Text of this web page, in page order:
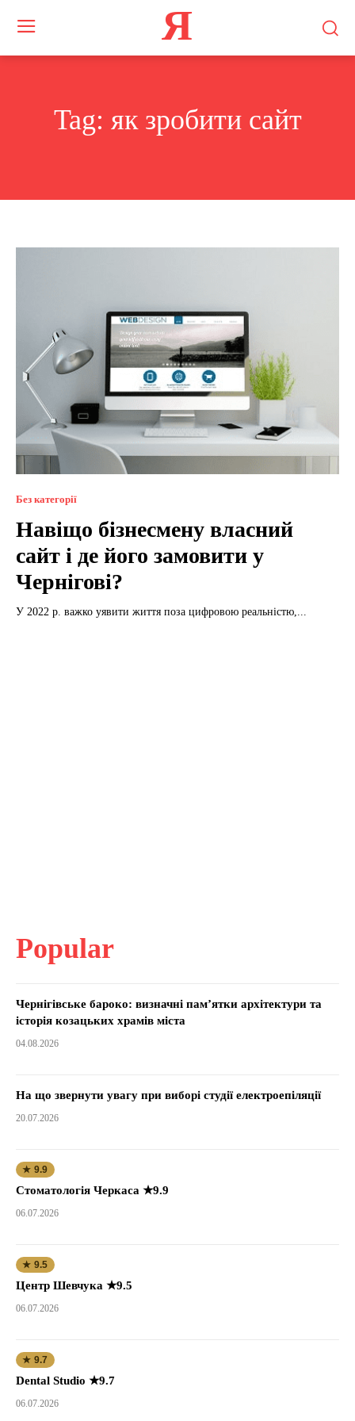
Я
Tag: як зробити сайт
Без категорії
Навіщо бізнесмену власний
сайт і де його замовити у
Чернігові?
У 2022 р. важко уявити життя поза цифровою реальністю,...
Popular
Чернігівське бароко: визначні пам’ятки архітектури та
історія козацьких храмів міста
04.08.2026
На що звернути увагу при виборі студії електроепіляції
20.07.2026
★ 9.9
Стоматологія Черкаса ★9.9
06.07.2026
★ 9.5
Центр Шевчука ★9.5
06.07.2026
★ 9.7
Dental Studio ★9.7
06.07.2026